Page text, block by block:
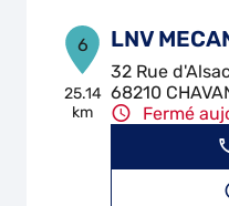
6
25.14
km
LNV
32 Rue
68210
Fermé